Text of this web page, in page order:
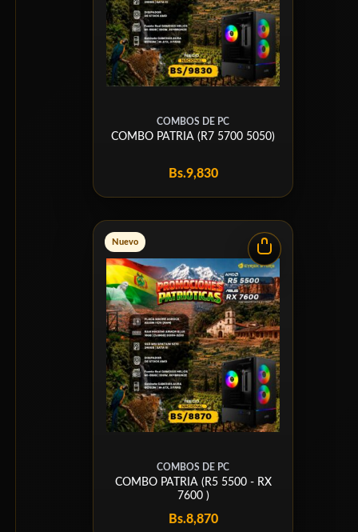
COMBOS DE PC
COMBO PATRIA (R7 5700 5050)
Bs.9,830
Nuevo
COMBOS DE PC
COMBO PATRIA (R5 5500 - RX
7600 )
Bs.8,870